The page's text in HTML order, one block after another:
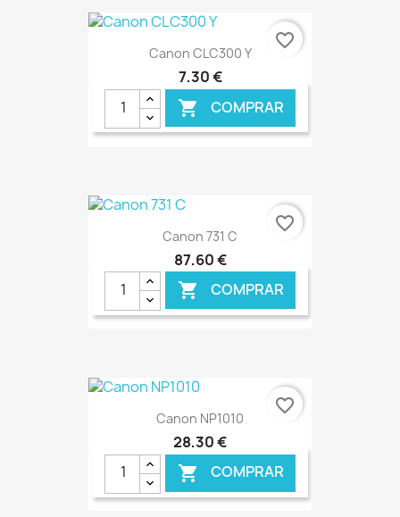
€ ONLINE
Canon CLC300 Y
7,30 €
 COMPRAR
€ ONLINE
favorite_border
Canon 731 C
87,60 €
 COMPRAR
€ ONLINE
favorite_border
Canon NP1010
28,30 €
 COMPRAR
favorite_border